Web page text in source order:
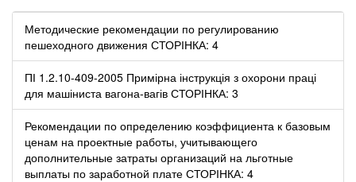
Методические рекомендации по регулированию
пешеходного движения СТОРІНКА: 4
ПІ 1.2.10-409-2005 Примірна інструкція з охорони праці
для машіниста вагона-вагів СТОРІНКА: 3
Рекомендации по определению коэффициента к базовым
ценам на проектные работы, учитывающего
дополнительные затраты организаций на льготные
выплаты по заработной плате СТОРІНКА: 4